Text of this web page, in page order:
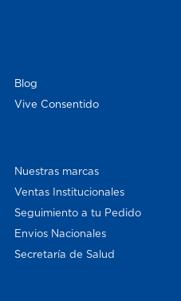
Blog
Vive Consentido
Nuestras marcas
Ventas Institucionales
Seguimiento a tu Pedido
Envios Nacionales
Secretaría de Salud